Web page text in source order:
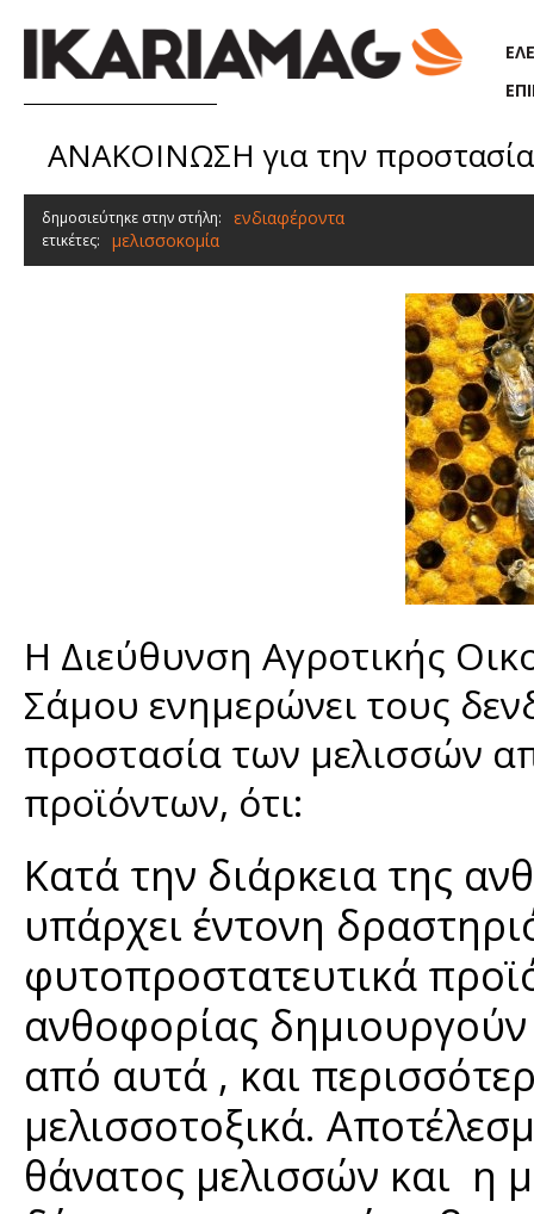
ΑΝΑΚΟΙΝΩΣΗ για την
δημοσιεύτηκε στην στήλη: ενδιαφέροντα
ετικέτες: μελισσοκομία
Η Διεύθυνση Αγροτικής
Σάμου ενημερώνει τους
προστασία των μελισσών
προϊόντων, ότι:
Kατά την διάρκεια της
υπάρχει έντονη
φυτοπροστατευτικά
ανθοφορίας
από αυτά , και
μελισσοτοξικά.
θάνατος μελισσών και η